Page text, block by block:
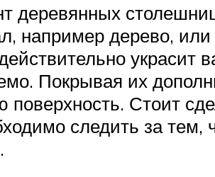
деревянных
например дерево, или
украсит
Покрывая их
Стоит
следить за тем,